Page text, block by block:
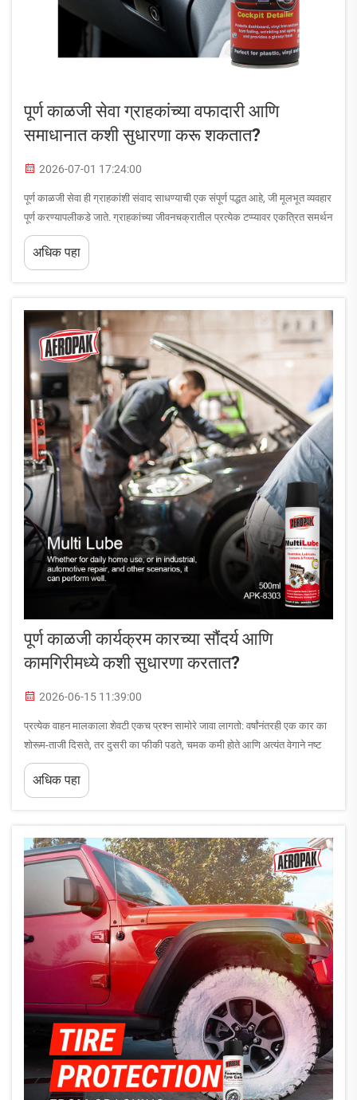
पूर्ण काळजी सेवा ग्राहकांच्या वफादारी आणि
समाधानात कशी सुधारणा करू शकतात?
2026-07-01 17:24:00
पूर्ण काळजी सेवा ही ग्राहकांशी संवाद साधण्याची एक संपूर्ण पद्धत आहे, जी मूलभूत व्यवहार
पूर्ण करण्यापलीकडे जाते. ग्राहकांच्या जीवनचक्रातील प्रत्येक टप्प्यावर एकत्रित समर्थन
प्रदान करून, व्यवसाय अनौपचारिक खरेदीदारांना वफादार उत्साही ग्राहकांमध्ये
रूपांतरित करू शकतात...
अधिक पहा
पूर्ण काळजी कार्यक्रम कारच्या सौंदर्य आणि
कामगिरीमध्ये कशी सुधारणा करतात?
2026-06-15 11:39:00
प्रत्येक वाहन मालकाला शेवटी एकच प्रश्न सामोरे जावा लागतो: वर्षांनंतरही एक कार का
शोरूम-ताजी दिसते, तर दुसरी का फीकी पडते, चमक कमी होते आणि अत्यंत वेगाने नष्ट
होते? याचे उत्तर बहुधा सातत्य आणि दृष्टिकोनावर अवलंबून असते. पूर्ण काळजी...
अधिक पहा